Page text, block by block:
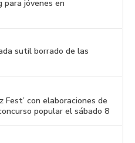
para jóvenes en
sutil borrado de las
Fest’ con elaboraciones de
popular el sábado 8